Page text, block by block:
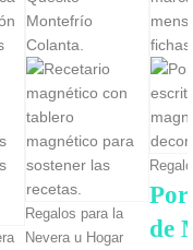
Regalos para la
Nevera u Hogar
de